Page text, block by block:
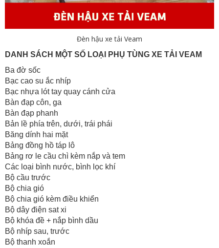
Đèn hậu xe tải Veam
DANH SÁCH MỘT SỐ LOẠI PHỤ TÙNG XE TẢI VEAM
Ba đờ sốc
Bạc cao su ắc nhíp
Bạc nhựa lót tay quay cánh cửa
Bàn đạp côn, ga
Bàn đạp phanh
Bản lề phía trên, dưới, trái phái
Băng dính hai mặt
Bảng đồng hồ táp lô
Bảng rơ le cầu chì kèm nắp và tem
Các loại bình nước, bình lọc khí
Bộ cầu trước
Bộ chia gió
Bộ chia gió kèm điều khiển
Bộ dây điện sat xi
Bộ khóa đề + nắp bình dầu
Bộ nhíp sau, trước
Bộ thanh xoắn